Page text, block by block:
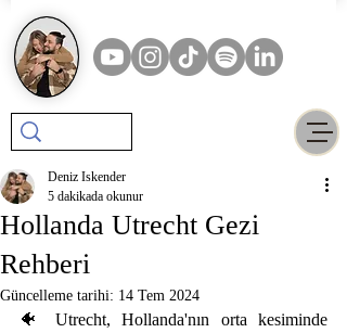
Hollanda Utrecht Gezi
Rehberi
Deniz Iskender
5 dakikada okunur
Güncelleme tarihi: 14 Tem 2024
🐠 Utrecht, Hollanda'nın orta kesiminde